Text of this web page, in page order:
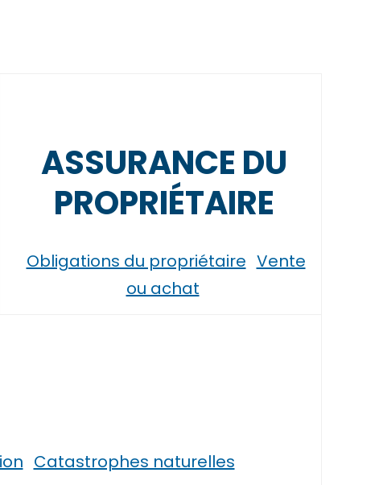
ASSURANCE DU
PROPRIÉTAIRE
Obligations du propriétaire Vente
ou achat
Catastrophes naturelles